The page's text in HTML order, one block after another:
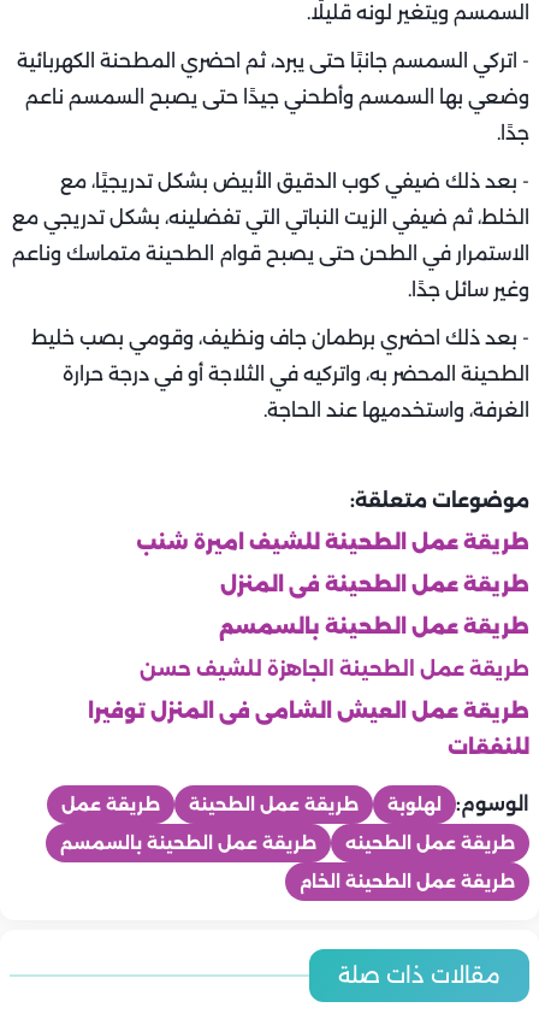
السمسم ويتغير لونه قليلًا.
- اتركي السمسم جانبًا حتى يبرد، ثم احضري المطحنة الكهربائية
وضعي بها السمسم وأطحني جيدًا حتى يصبح السمسم ناعم
جدًا.
- بعد ذلك ضيفي كوب الدقيق الأبيض بشكل تدريجيًا، مع
الخلط، ثم ضيفي الزيت النباتي التي تفضلينه، بشكل تدريجي مع
الاستمرار في الطحن حتى يصبح قوام الطحينة متماسك وناعم
وغير سائل جدًا.
- بعد ذلك احضري برطمان جاف ونظيف، وقومي بصب خليط
الطحينة المحضر به، واتركيه في الثلاجة أو في درجة حرارة
الغرفة، واستخدميها عند الحاجة.
موضوعات متعلقة:
طريقة عمل الطحينة للشيف اميرة شنب
طريقة عمل الطحينة فى المنزل
طريقة عمل الطحينة بالسمسم
طريقة عمل الطحينة الجاهزة للشيف حسن
طريقة عمل العيش الشامى فى المنزل توفيرا
للنفقات
الوسوم: لهلوبة طريقة عمل الطحينة
طريقة عمل
طريقة عمل الطحينه
طريقة عمل الطحينة بالسمسم
طريقة عمل الطحينة الخام
مقالات ذات صلة
أسعار الخضروات والفاكهة اليوم | الخميس 6-8-2026 في مصر.. اخر
تحديث
المطبخ
المطبخ